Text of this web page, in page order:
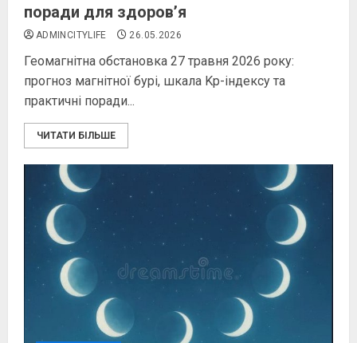
поради для здоров’я
ADMINCITYLIFE 26.05.2026
Геомагнітна обстановка 27 травня 2026 року:
прогноз магнітної бурі, шкала Kp-індексу та
практичні поради...
ЧИТАТИ БІЛЬШЕ